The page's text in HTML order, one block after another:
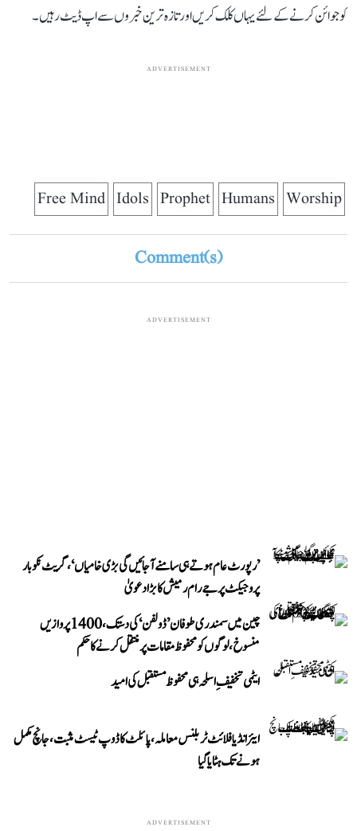
کو جوائن کرنے کے لئے یہاں کلک کریں اور تازہ ترین خبروں سے اپ ڈیٹ رہیں۔
ADVERTISEMENT
Worship
Humans
Prophet
Idols
Free Mind
Comment(s)
ADVERTISEMENT
’رپورٹ عام ہوتے ہی سامنے آ جائیں گی بڑی خامیاں‘، گریٹ نکوبار
پروجیکٹ پر جے رام رمیش کا بڑا دعویٰ
چین میں سمندری طوفان ’ڈولفن‘ کی دستک، 1400 پروازیں
منسوخ، لوگوں کو محفوظ مقامات پر منتقل کرنے کا حکم
ایٹمی تخفیفِ اسلحہ ہی محفوظ مستقبل کی امید
ایئر انڈیا فلائٹ ٹربلنس معاملہ، پائلٹ کا ڈوپ ٹیسٹ مثبت، جانچ مکمل
ہونے تک ہٹایا گیا
ADVERTISEMENT